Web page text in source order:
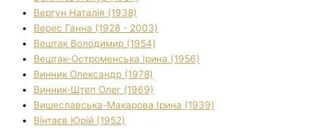
Вергун Наталія (1938)
Верес Ганна (1928 - 2003)
Вештак Володимир (1954)
Вештак-Остроменська Ірина (1956)
Винник Олександр (1978)
Винник-Штеп Олег (1969)
Вишеславська-Макарова Ірина (1939)
Вінтаєв Юрій (1952)